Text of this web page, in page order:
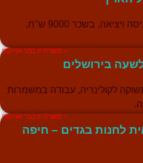
דרושים מאבטחים/ות לבקרת כניסה ויציאה, בשכר 9000 ש"ח,
– משרה זו כבר אויישה
לקולינריה, עבודה במשמרות
– משרה זו כבר אויישה
לחנות בגדים – חיפה